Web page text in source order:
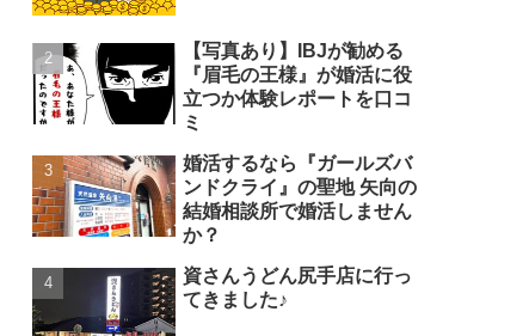
【写真あり】IBJが勧める
『眉毛の王様』が婚活に役
立つか体験レポートを口コ
ミ
婚活するなら『ガールズバ
ンドクライ』の聖地 矢向の
結婚相談所で婚活しません
か？
資さんうどん尻手店に行っ
てきました♪